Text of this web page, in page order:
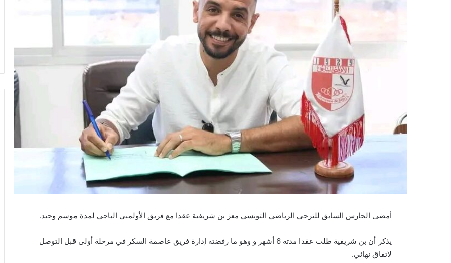
أمضى الحارس السابق للترجي الرياضي التونسي معز بن شريفية عقدا مع فريق الأولمبي الباجي لمدة موسم وحيد.
يذكر أن بن شريفية طلب عقدا مدته 6 أشهر و وهو ما رفضته إدارة فريق عاصمة السكر في مرحلة أولى قبل التوصل
لاتفاق نهائي.